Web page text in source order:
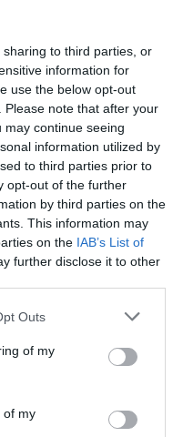
to third parties, or
information for
use the below opt-out
note that after your
continue seeing
information utilized by
to third parties prior to
opt-out of the further
by third parties on the
This information may
on the IAB’s List of
further disclose it to other
Outs
of my
of my
européen qui
privées à coups de
kérosène détaxé !
RÉPONDRE
!
participez